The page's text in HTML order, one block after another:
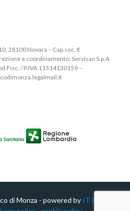
28100 Novara – Cap.soc. €
e coordinamento: Servisan S.p.A
/ P.IVA 11514130159 –
di Monza - powered by IT Impresa -